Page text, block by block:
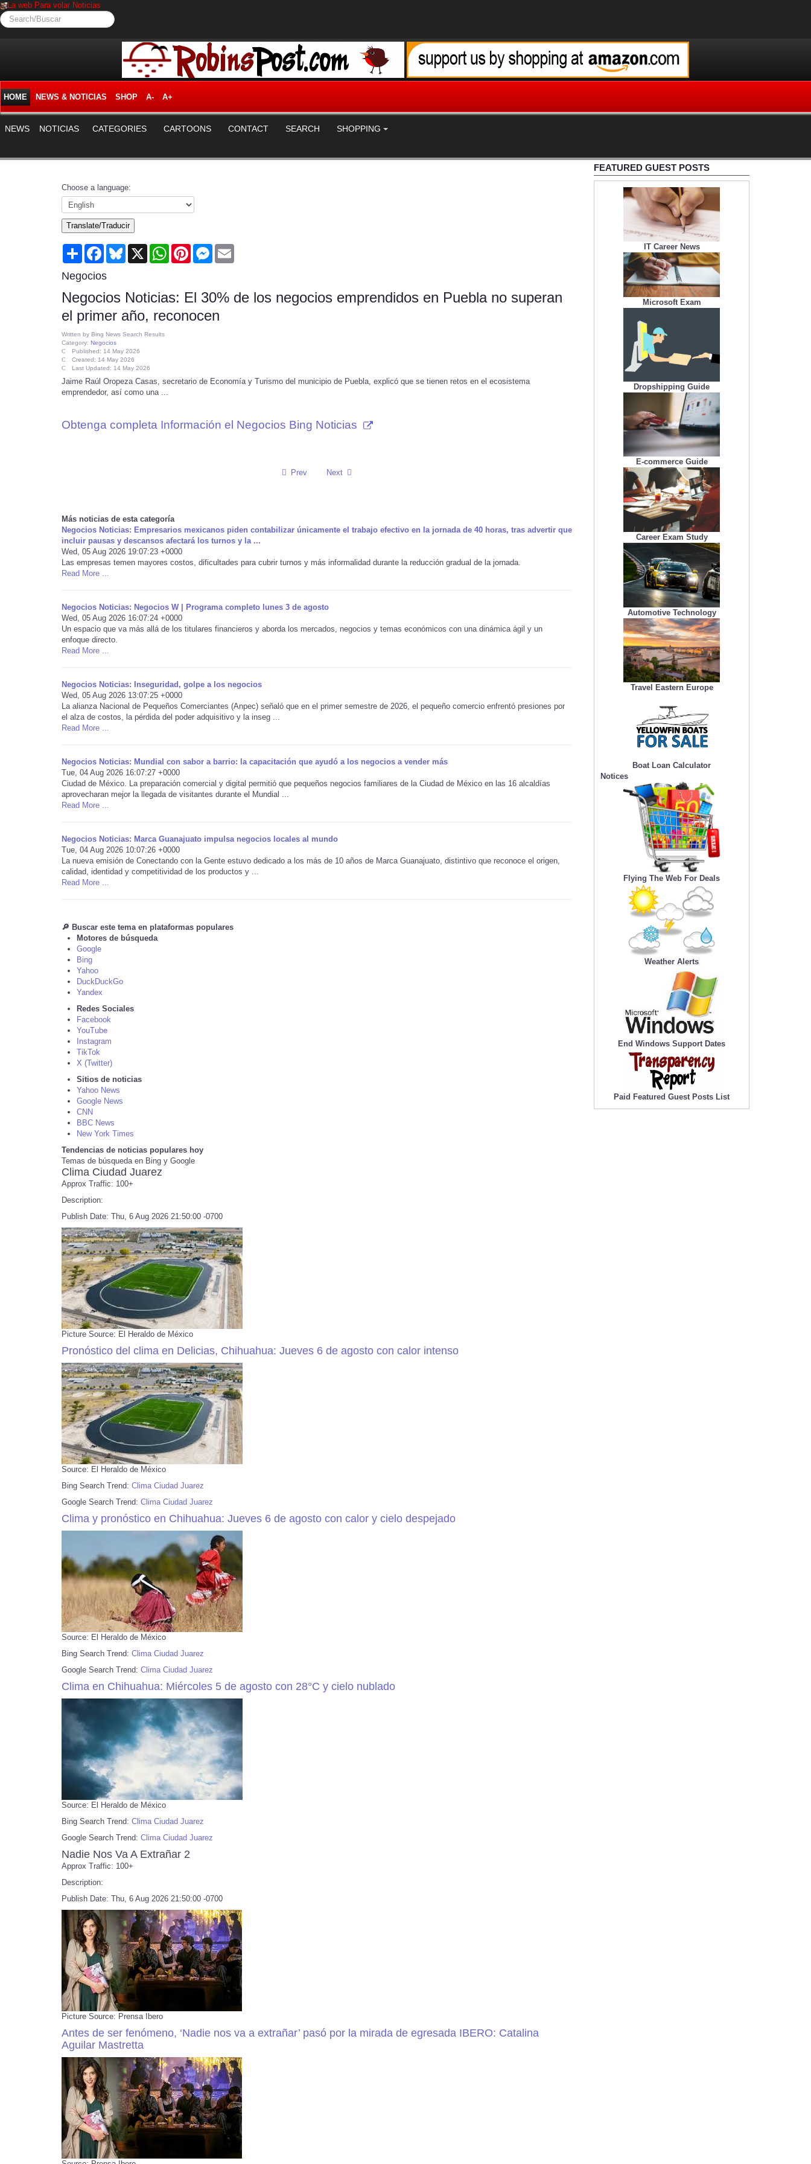
La web Para volar Noticias
Search/Buscar
HOME NEWS & NOTICIAS SHOP A- A+
NEWS NOTICIAS CATEGORIES CARTOONS CONTACT SEARCH SHOPPING
Choose a language:
Translate/Traducir
Share FacebookBluesky
X WhatsAppPinterestMessenger
Negocios
Negocios Noticias: El 30% de los negocios emprendidos en Puebla no superan
el primer año, reconocen
Written by Bing News Search Results
Category: Negocios
Published: 14 May 2026
Created: 14 May 2026
Last Updated: 14 May 2026
Jaime Raúl Oropeza Casas, secretario de Economía y Turismo del municipio de Puebla, explicó que se tienen retos en el ecosistema
emprendedor, así como una ...
Obtenga completa Información el Negocios Bing Noticias
Prev Next
Más noticias de esta categoría
Negocios Noticias: Empresarios mexicanos piden contabilizar únicamente el trabajo efectivo en la jornada de 40 horas, tras advertir que
incluir pausas y descansos afectará los turnos y la ...
Wed, 05 Aug 2026 19:07:23 +0000
Las empresas temen mayores costos, dificultades para cubrir turnos y más informalidad durante la reducción gradual de la jornada.
Read More ...
Negocios Noticias: Negocios W | Programa completo lunes 3 de agosto
Wed, 05 Aug 2026 16:07:24 +0000
Un espacio que va más allá de los titulares financieros y aborda los mercados, negocios y temas económicos con una dinámica ágil y un
enfoque directo.
Read More ...
Negocios Noticias: Inseguridad, golpe a los negocios
Wed, 05 Aug 2026 13:07:25 +0000
La alianza Nacional de Pequeños Comerciantes (Anpec) señaló que en el primer semestre de 2026, el pequeño comercio enfrentó presiones por
el alza de costos, la pérdida del poder adquisitivo y la inseg ...
Read More ...
Negocios Noticias: Mundial con sabor a barrio: la capacitación que ayudó a los negocios a vender más
Tue, 04 Aug 2026 16:07:27 +0000
Ciudad de México. La preparación comercial y digital permitió que pequeños negocios familiares de la Ciudad de México en las 16 alcaldías
aprovecharan mejor la llegada de visitantes durante el Mundial ...
Read More ...
Negocios Noticias: Marca Guanajuato impulsa negocios locales al mundo
Tue, 04 Aug 2026 10:07:26 +0000
La nueva emisión de Conectando con la Gente estuvo dedicado a los más de 10 años de Marca Guanajuato, distintivo que reconoce el origen,
calidad, identidad y competitividad de los productos y ...
Read More ...
🔎 Buscar este tema en plataformas populares
Motores de búsqueda
Google
Bing
Yahoo
DuckDuckGo
Yandex
Redes Sociales
Facebook
YouTube
Instagram
TikTok
X (Twitter)
Sitios de noticias
Yahoo News
Google News
CNN
BBC News
New York Times
Tendencias de noticias populares hoy
Temas de búsqueda en Bing y Google
Clima Ciudad Juarez
Approx Traffic: 100+
Description:
Publish Date: Thu, 6 Aug 2026 21:50:00 -0700
Picture Source: El Heraldo de México
Pronóstico del clima en Delicias, Chihuahua: Jueves 6 de agosto con calor intenso
Source: El Heraldo de México
Bing Search Trend: Clima Ciudad Juarez
Google Search Trend: Clima Ciudad Juarez
Clima y pronóstico en Chihuahua: Jueves 6 de agosto con calor y cielo despejado
Source: El Heraldo de México
Bing Search Trend: Clima Ciudad Juarez
Google Search Trend: Clima Ciudad Juarez
Clima en Chihuahua: Miércoles 5 de agosto con 28°C y cielo nublado
Source: El Heraldo de México
Bing Search Trend: Clima Ciudad Juarez
Google Search Trend: Clima Ciudad Juarez
Nadie Nos Va A Extrañar 2
Approx Traffic: 100+
Description:
Publish Date: Thu, 6 Aug 2026 21:50:00 -0700
Picture Source: Prensa Ibero
Antes de ser fenómeno, ‘Nadie nos va a extrañar’ pasó por la mirada de egresada IBERO: Catalina
Aguilar Mastretta
FEATURED GUEST POSTS
IT Career News
Microsoft Exam
Dropshipping Guide
E-commerce Guide
Career Exam Study
Automotive Technology
Travel Eastern Europe
Boat Loan Calculator
Notices
Flying The Web For Deals
Weather Alerts
End Windows Support Dates
Paid Featured Guest Posts List